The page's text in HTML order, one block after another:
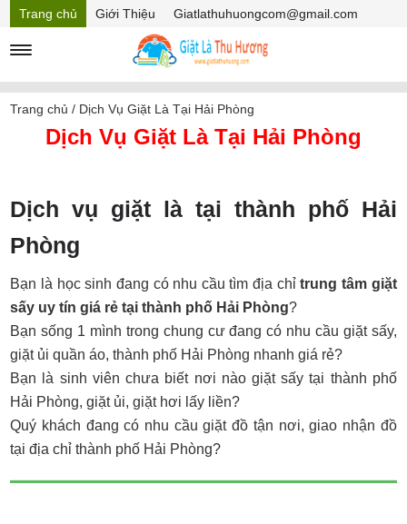
Trang chủ Giới Thiệu
Giatlathuhuongcom@gmail.com
Mã Giảm giá
Trang chủ / Dịch Vụ Giặt Là Tại Hải Phòng
Dịch Vụ Giặt Là Tại Hải Phòng
Dịch vụ giặt là tại thành phố Hải
Phòng
Bạn là học sinh đang có nhu cầu tìm địa chỉtrung tâm giặt
sấy uy tín giá rẻ tại thành phố Hải Phòng?
Bạn sống 1 mình trong chung cư đang có nhu cầu giặt sấy,
giặt ủi quần áo, thành phố Hải Phòng nhanh giá rẻ?
Bạn là sinh viên chưa biết nơi nào giặt sấy tại thành phố
Hải Phòng, giặt ủi, giặt hơi lấy liền?
Quý khách đang có nhu cầu giặt đồ tận nơi, giao nhận đồ
tại địa chỉ thành phố Hải Phòng?